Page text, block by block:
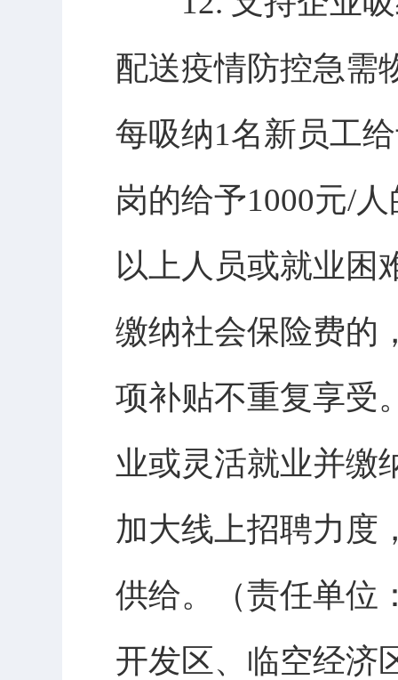
配送疫情防控急需
每吸纳1名新员工
岗的给予1000元/
以上人员或就业困
缴纳社会保险费的
项补贴不重复享受
业或灵活就业并缴
加大线上招聘力度
供给。（责任单位
开发区、临空经济